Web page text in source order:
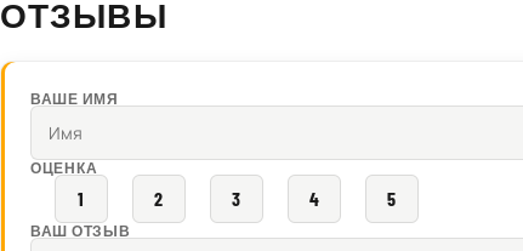
ОТЗЫВЫ
ВАШЕ ИМЯ
ОЦЕНКА
1 2 3 4 5
ВАШ ОТЗЫВ